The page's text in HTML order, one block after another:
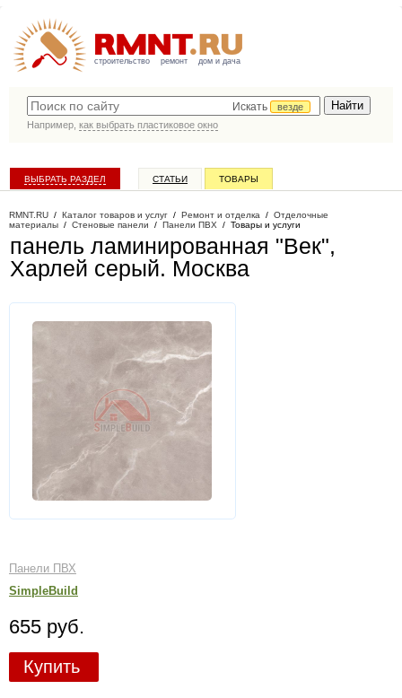
строительство ремонт дом и дача
Искать
везде
Например, как выбрать пластиковое окно
ВЫБРАТЬ РАЗДЕЛ СТАТЬИ ТОВАРЫ
RMNT.RU / Каталог товаров и услуг / Ремонт и отделка / Отделочные
материалы / Стеновые панели / Панели ПВХ / Товары и услуги
панель ламинированная "Век",
Харлей серый. Москва
Панели ПВХ
SimpleBuild
655 руб.
Купить